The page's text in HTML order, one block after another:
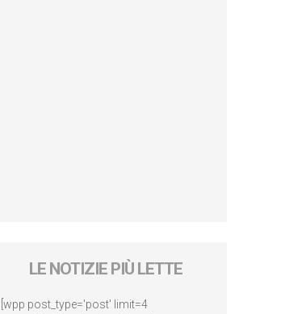
LE NOTIZIE PIÙ LETTE
[wpp post_type='post' limit=4